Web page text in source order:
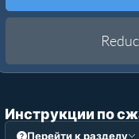
Другие
Инструкции по
Перейти к разделу